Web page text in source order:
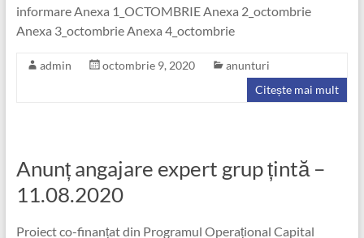
informare Anexa 1_OCTOMBRIE Anexa 2_octombrie
Anexa 3_octombrie Anexa 4_octombrie
admin octombrie 9, 2020
anunturi
Citește mai mult
Anunț angajare expert grup țintă –
11.08.2020
Proiect co-finanțat din Programul Operațional Capital